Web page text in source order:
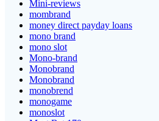
Mini-reviews
mombrand
money direct payday loans
mono brand
mono slot
Mono-brand
Monobrand
Monobrand
monobrend
monogame
monoslot